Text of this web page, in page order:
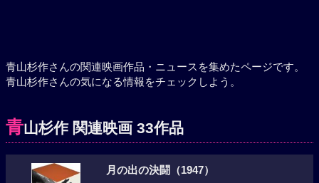
青山杉作さんの関連映画作品・ニュースを集めたページです。
青山杉作さんの気になる情報をチェックしよう。
青山杉作 関連映画 33作品
月の出の決闘（1947）